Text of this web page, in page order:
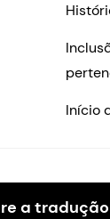
a tradução
Início